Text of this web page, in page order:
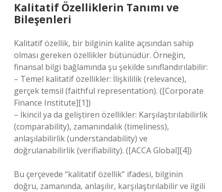
Kalitatif Özelliklerin Tanımı ve
Bileşenleri
Kalitatif özellik, bir bilginin kalite açısından sahip
olması gereken özellikler bütünüdür. Örneğin,
finansal bilgi bağlamında şu şekilde sınıflandırılabilir:
– Temel kalitatif özellikler: İlişkililik (relevance),
gerçek temsil (faithful representation). ([Corporate
Finance Institute][1])
– İkincil ya da geliştiren özellikler: Karşılaştırılabilirlik
(comparability), zamanındalık (timeliness),
anlaşılabilirlik (understandability) ve
doğrulanabilirlik (verifiability). ([ACCA Global][4])
Bu çerçevede “kalitatif özellik” ifadesi, bilginin
doğru, zamanında, anlaşılır, karşılaştırılabilir ve ilgili